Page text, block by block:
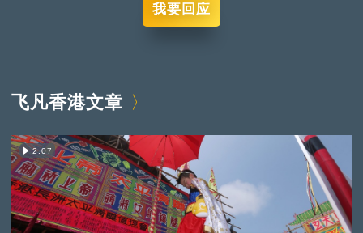
我要回应
飞凡香港文章
2:07